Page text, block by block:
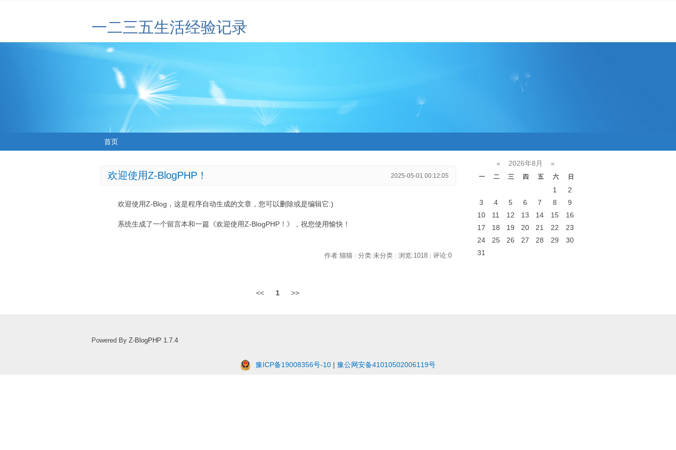
一二三五生活经验记录
首页
欢迎使用Z-BlogPHP！ 2025-05-01 00:12:05
欢迎使用Z-Blog，这是程序自动生成的文章，您可以删除或是编辑它:)
系统生成了一个留言本和一篇《欢迎使用Z-BlogPHP！》，祝您使用愉快！
作者:猫猫 | 分类:未分类 | 浏览:1018 | 评论:0
<< 1 >>
« 2026年8月 »
一 二 三 四 五 六 日
1
2
3
4 5 6 7 8
9
10
11 12 13 14 15
16
17
18 19 20 21 22
23
24
25 26 27 28 29
30
31
Powered By Z-BlogPHP 1.7.4
豫ICP备19008356号-10 | 豫公网安备41010502006119号